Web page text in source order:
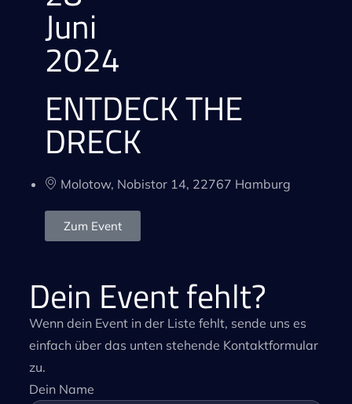
Juni
2024
ENTDECK THE
DRECK
Molotow, Nobistor 14, 22767 Hamburg
Zum Event
Dein Event fehlt?
Wenn dein Event in der Liste fehlt, sende uns es
einfach über das unten stehende Kontaktformular
zu.
Dein Name